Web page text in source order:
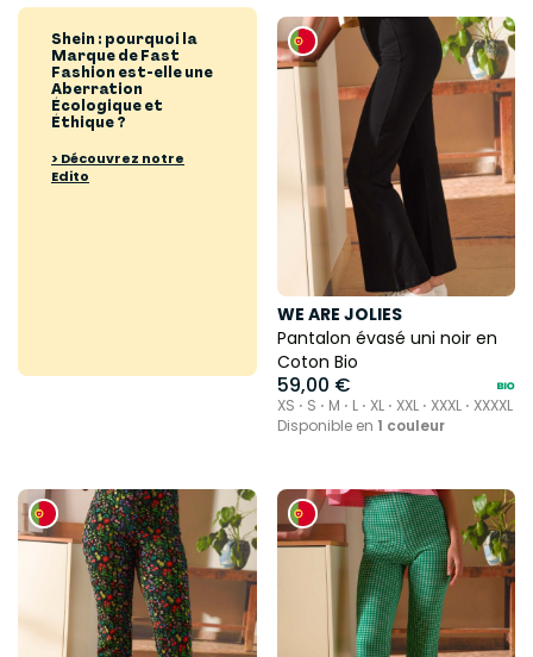
Shein : pourquoi la
Marque de Fast
Fashion est-elle une
Aberration
Écologique et
Éthique ?
> Découvrez notre
Edito
WE ARE JOLIES
Pantalon évasé uni noir en
Coton Bio
59,00 €
XS ⋅ S ⋅ M ⋅ L ⋅ XL ⋅ XXL ⋅ XXXL ⋅ XXXXL
Disponible en 1 couleur